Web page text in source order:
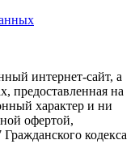
интернет-сайт, а
предоставленная на
характер и ни
офертой,
кодекса